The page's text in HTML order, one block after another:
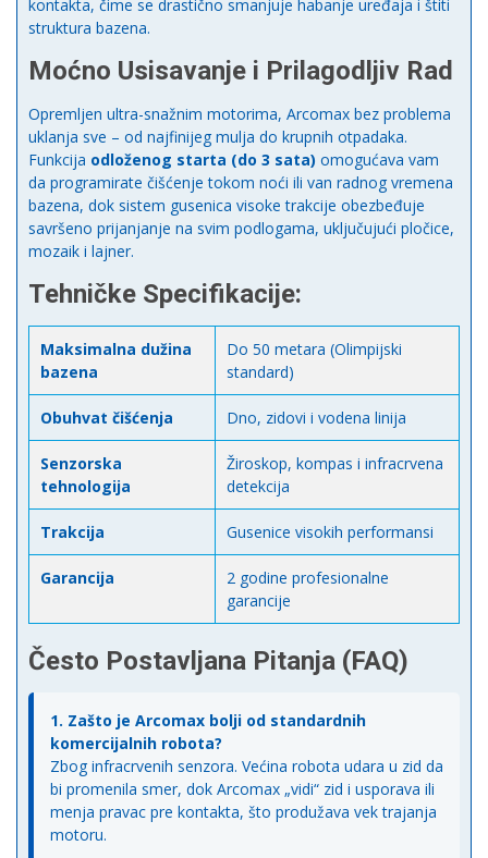
kontakta, čime se drastično smanjuje habanje uređaja i štiti
struktura bazena.
Moćno Usisavanje i Prilagodljiv Rad
Opremljen ultra-snažnim motorima, Arcomax bez problema
uklanja sve – od najfinijeg mulja do krupnih otpadaka.
Funkcija odloženog starta (do 3 sata) omogućava vam
da programirate čišćenje tokom noći ili van radnog vremena
bazena, dok sistem gusenica visoke trakcije obezbeđuje
savršeno prijanjanje na svim podlogama, uključujući pločice,
mozaik i lajner.
Tehničke Specifikacije:
Maksimalna dužina
bazena
Do 50 metara (Olimpijski
standard)
Obuhvat čišćenja Dno, zidovi i vodena linija
Senzorska
tehnologija
Žiroskop, kompas i infracrvena
detekcija
Trakcija Gusenice visokih performansi
Garancija
2 godine profesionalne
garancije
Često Postavljana Pitanja (FAQ)
1. Zašto je Arcomax bolji od standardnih
komercijalnih robota?
Zbog infracrvenih senzora. Većina robota udara u zid da
bi promenila smer, dok Arcomax „vidi“ zid i usporava ili
menja pravac pre kontakta, što produžava vek trajanja
motoru.